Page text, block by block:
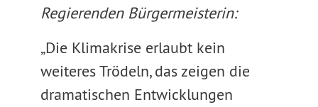
Regierenden Bürgermeisterin:
„Die Klimakrise erlaubt kein
weiteres Trödeln, das zeigen die
dramatischen Entwicklungen